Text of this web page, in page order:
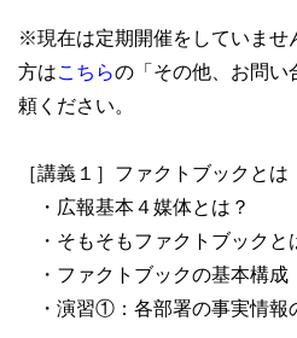
※現在は定期開催をしていませ
方はこちらの「その他、お問い
頼ください。
［講義１］ファクトブックとは
・広報基本４媒体とは？
・そもそもファクトブックと
・ファクトブックの基本構成
・演習①：各部署の事実情報